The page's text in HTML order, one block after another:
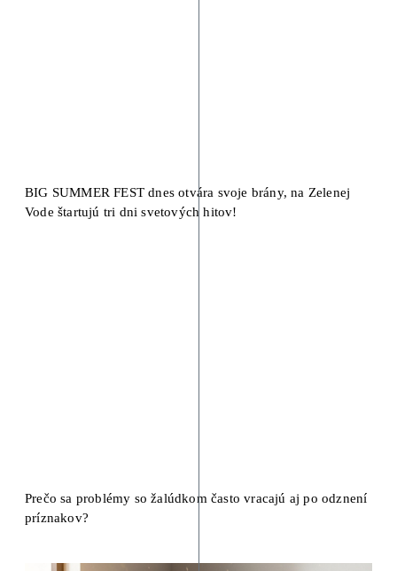
BIG SUMMER FEST dnes otvára svoje brány, na Zelenej
Vode štartujú tri dni svetových hitov!
Prečo sa problémy so žalúdkom často vracajú aj po odznení
príznakov?